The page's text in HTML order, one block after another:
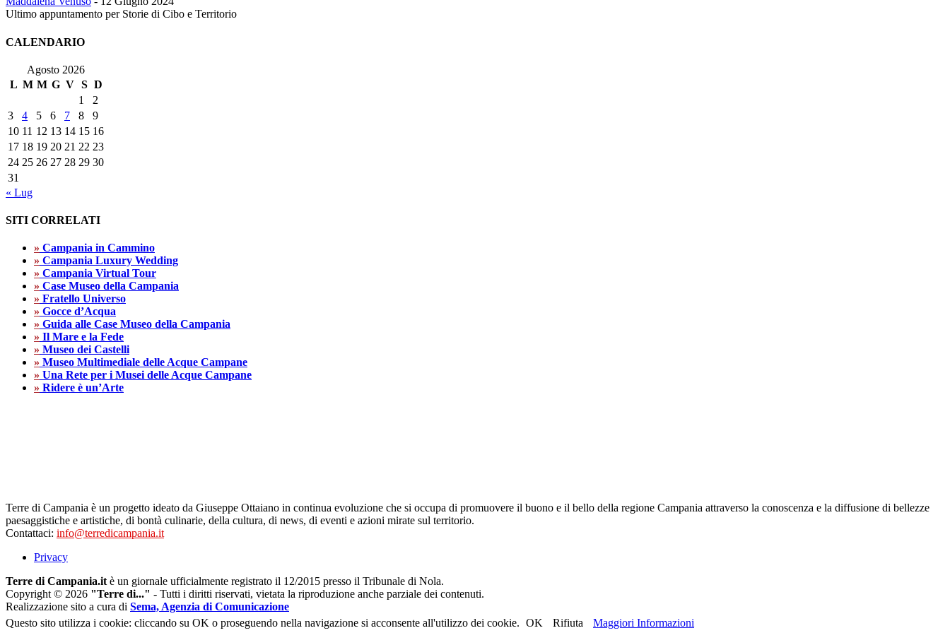
Ultimo appuntamento per Storie di Cibo e Territorio
CALENDARIO
Agosto 2026
L M M G V S D
1
2
3
4 5 6 7 8
9
10 11 12 13 14 15 16
17 18 19 20 21 22 23
24 25 26 27 28 29 30
31
« Lug
SITI CORRELATI
» Campania in Cammino
» Campania Luxury Wedding
» Campania Virtual Tour
» Case Museo della Campania
» Fratello Universo
» Gocce d’Acqua
» Guida alle Case Museo della Campania
» Il Mare e la Fede
» Museo dei Castelli
» Museo Multimediale delle Acque Campane
» Una Rete per i Musei delle Acque Campane
» Ridere è un’Arte
Terre di Campania è un progetto ideato da Giuseppe Ottaiano in continua evoluzione che si occupa di promuovere il buono e il bello della regione Campania attraverso la conoscenza e la diffusione di bellezze
paesaggistiche e artistiche, di bontà culinarie, della cultura, di news, di eventi e azioni mirate sul territorio.
Contattaci: info@terredicampania.it
Privacy
Terre di Campania.it è un giornale ufficialmente registrato il 12/2015 presso il Tribunale di Nola.
Copyright © 2026 "Terre di..." - Tutti i diritti riservati, vietata la riproduzione anche parziale dei contenuti.
Realizzazione sito a cura di Sema, Agenzia di Comunicazione
Questo sito utilizza i cookie: cliccando su OK o proseguendo nella navigazione si acconsente all'utilizzo dei cookie. OK Rifiuta Maggiori Informazioni